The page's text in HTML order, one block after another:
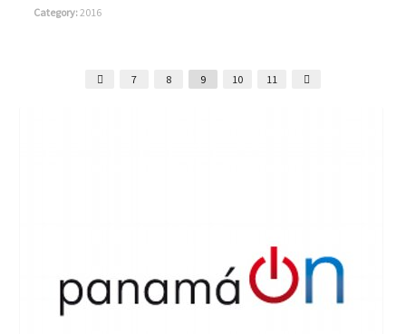
Category:2016
7 8 9 10 11